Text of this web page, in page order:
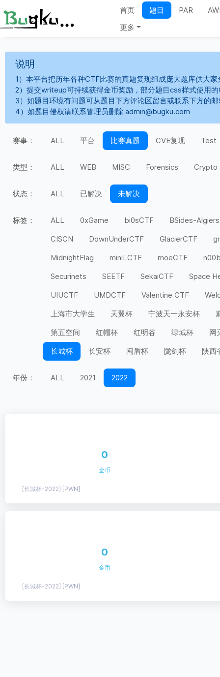
首页 题目 PAR
更多
说明
1）本平台把历年各种CTF比赛的真题复现组成庞大题库供大
2）提交writeup可持续获得金币奖励，部分题目css样式使用
3）如题目环境有问题可从题目下方评论区留言或联系下方的
4）如题目侵权请联系管理员删除 admin@bugku.com
赛事： ALL 平台 比赛真题 CVE复现 Test
类型： ALL WEB MISC Forensics Crypto
状态： ALL 已解决 未解决
标签： ALL 0xGame bi0sCTF
BSides-Algiers
CISCN
DownUnderCTF GlacierCTF
MidnightFlag
miniLCTF moeCTF
Securinets
SEETF SekaiCTF
Space
UIUCTF
UMDCTF Valentine CTF
上海市大学生
天翼杯 宁波天一永安杯
第五空间
红帽杯 红明谷 绿城杯
网
长城杯
长安杯 闽盾杯 陇剑杯 陕西
年份： ALL 2021 2022
0
金币
[长城杯-2022] [PWN]
0
金币
[长城杯-2022] [PWN]